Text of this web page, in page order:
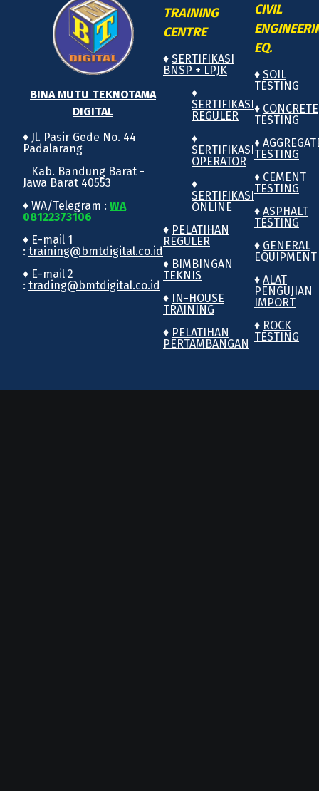
BINA MUTU TEKNOTAMA
DIGITAL
♦ Jl. Pasir Gede No. 44
Padalarang
Kab. Bandung Barat -
Jawa Barat 40553
♦ WA/Telegram : WA
08122373106
♦ E-mail 1
: training@bmtdigital.co.id
♦ E-mail 2
: trading@bmtdigital.co.id
TRAINING
CENTRE
♦ SERTIFIKASI
BNSP + LPJK
♦
SERTIFIKASI
REGULER
♦
SERTIFIKASI
OPERATOR
♦
SERTIFIKASI
ONLINE
♦ PELATIHAN
REGULER
♦ BIMBINGAN
TEKNIS
♦
IN-HOUSE
TRAINING
♦ PELATIHAN
PERTAMBANGAN
CIVIL
EQ.
♦ SOIL
TESTING
♦ CONCRETE
TESTING
♦
TESTING
♦ CEMENT
TESTING
♦ ASPHALT
TESTING
♦ GENERAL
EQUIPMENT
♦ ALAT
PENGUJIAN
IMPORT
♦ ROCK
TESTING